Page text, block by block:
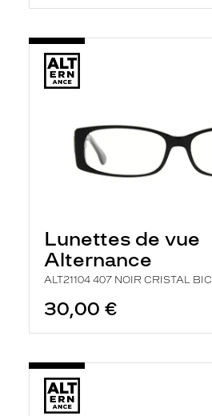
Lunettes de vue
Alternance
ALT21104 407 NOIR CRISTAL BIC
30,00 €